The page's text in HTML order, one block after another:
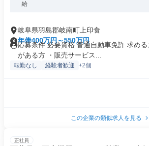
給
岐阜県羽島郡岐南町上印食
年俸400万円～550万円
応募条件 必要資格 普通自動車免許 求め
がある方 ・販売サービス...
転勤なし 経験者歓迎 +2個
この企業の類似求人を見る
正社員